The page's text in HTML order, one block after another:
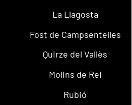
La Llagosta
Fost de Campsentelles
Quirze del Vallès
Molins de Rei
Rubió